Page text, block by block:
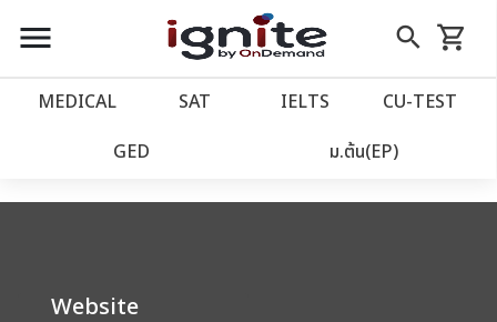
close
account_balance หน้าแรก
เว็บไซต์อิกไนท์
menu search
Skip
to
shopping_cart
รถเข็น
MEDICAL SAT IELTS CU‑TEST
GED ม.ต้น(EP)
We could not find anything for catalog
category view s sat subject test id 379
Website